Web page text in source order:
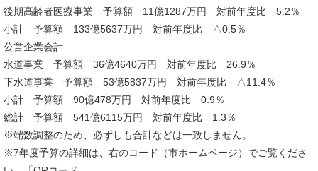
後期高齢者医療事業 予算額 11億1287万円 対前年度比 5.2％
小計 予算額 133億5637万円 対前年度比 △0.5％
公営企業会計
水道事業 予算額 36億4640万円 対前年度比 26.9％
下水道事業 予算額 53億5837万円 対前年度比 △11.4％
小計 予算額 90億478万円 対前年度比 0.9％
総計 予算額 541億6115万円 対前年度比 1.3％
※端数調整のため、必ずしも合計などは一致しません。
※7年度予算の詳細は、右のコード（市ホームページ）でご覧くださ